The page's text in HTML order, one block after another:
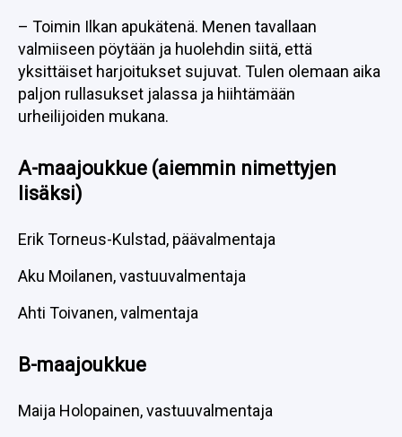
– Toimin Ilkan apukätenä. Menen tavallaan
valmiiseen pöytään ja huolehdin siitä, että
yksittäiset harjoitukset sujuvat. Tulen olemaan aika
paljon rullasukset jalassa ja hiihtämään
urheilijoiden mukana.
A-maajoukkue (aiemmin nimettyjen
lisäksi)
Erik Torneus-Kulstad, päävalmentaja
Aku Moilanen, vastuuvalmentaja
Ahti Toivanen, valmentaja
B-maajoukkue
Maija Holopainen, vastuuvalmentaja